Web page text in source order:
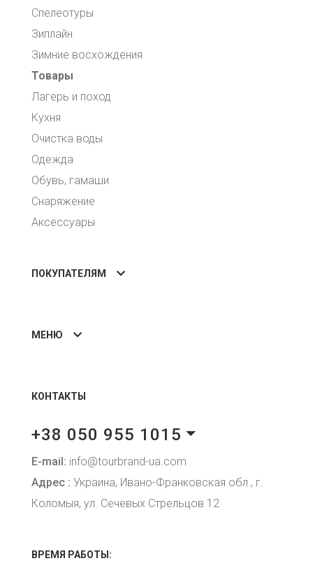
Спелеотуры
Зиплайн
Зимние восхождения
Товары
Лагерь и поход
Кухня
Очистка воды
Одежда
Обувь, гамаши
Снаряжение
Аксессуары
ПОКУПАТЕЛЯМ
МЕНЮ
КОНТАКТЫ
+38 050 955 1015
E-mail: info@tourbrand-ua.com
Адрес : Украина, Ивано-Франковская обл., г.
Коломыя, ул. Сечевых Стрельцов 12
ВРЕМЯ РАБОТЫ: